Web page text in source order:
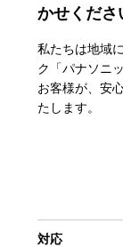
かせくださ
私たちは地域
ク「パナソニ
お客様が、安
たします。
対応